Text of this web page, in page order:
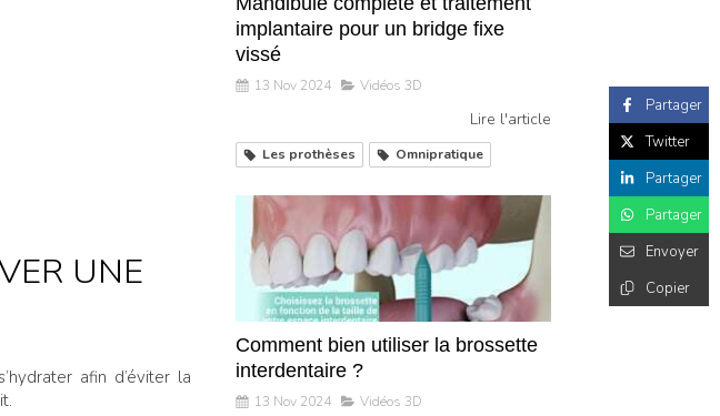
UNE
afin d’éviter la
Partager
Twitter
Partager
Partager
Envoyer
Copier
implantaire pour un bridge fixe
vissé
13 Nov 2024 Vidéos 3D
Lire l'article
Les prothèses Omnipratique
Comment bien utiliser la brossette
interdentaire ?
13 Nov 2024 Vidéos 3D